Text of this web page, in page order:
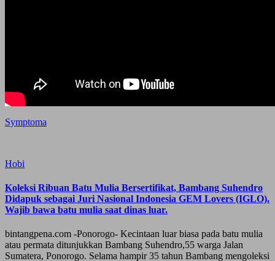
Symptoma
Hobi
Koleksi Ribuan Batu Mulia Bersertifikat, Bambang Suhendro
Didapuk sebagai Juri Nasional Indonesia GEM Lovers (IGLO).
Wajib bawa batu mulia saat dinas luar.
bintangpena.com -Ponorogo- Kecintaan luar biasa pada batu mulia
atau permata ditunjukkan Bambang Suhendro,55 warga Jalan
Sumatera, Ponorogo. Selama hampir 35 tahun Bambang mengoleksi